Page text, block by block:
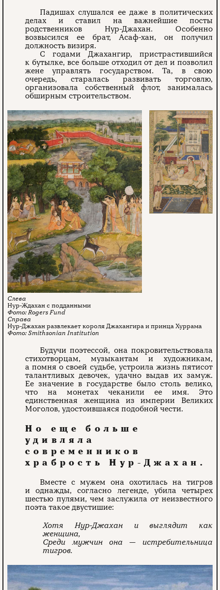
Падишах слушался ее даже в политических
делах и ставил на важнейшие посты
родственников Нур-Джахан. Особенно
возвысился ее брат, Асаф-хан, он получил
должность визиря.
С годами Джахангир, пристрастившийся
к бутылке, все больше отходил от дел и позволил
жене управлять государством. Та, в свою
очередь, старалась развивать торговлю,
организовала собственный флот, занималась
обширным строительством.
Нур-Ждахан с подданными
Rogers Fund
Нур-Джахан развлекает короля Джахангира и принца Хуррама
Smithsonian Institution
Будучи поэтессой, она покровительствовала
стихотворцам, музыкантам и художникам,
а помня о своей судьбе, устроила жизнь пятисот
талантливых девочек, удачно выдав их замуж.
Ее значение в государстве было столь велико,
что на монетах чеканили ее имя. Это
единственная женщина из империи Великих
Моголов, удостоившаяся подобной чести.
Но еще больше
удивляла
современников
храбрость Нур-Джахан.
Вместе с мужем она охотилась на тигров
и однажды, согласно легенде, убила четырех
шестью пулями, чем заслужила от неизвестного
поэта такое двустишие:
Хотя Нур-Джахан и выглядит как
женщина,
Среди мужчин она — истребительница
тигров.